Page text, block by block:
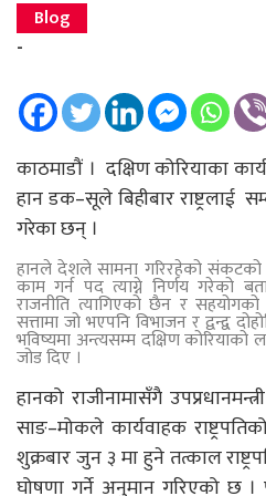
Blog
-
काठमाडौं । दक्षिण कोरियाका
हान डक–सूले बिहीबार राष्ट्रलाई
गरेका छन् ।
हानले देशले सामना गरिरहेको
काम गर्न पद त्याग्ने निर्णय गरेको
राजनीति त्यागिएको छैन र
सत्तामा जो भएपनि विभाजन र द्वन्द्व
भविष्यमा अन्त्यसम्म दक्षिण कोरियाको
जोड दिए ।
हानको राजीनामासँगै
साङ–मोकले कार्यवाहक
शुक्रबार जुन ३ मा हुने तत्काल
घोषणा गर्ने अनुमान गरिएको छ ।